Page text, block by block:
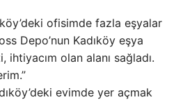
ofisimde fazla eşyalar
Depo’nun Kadıköy eşya
ihtiyacım olan alanı sağladı.
evimde yer açmak